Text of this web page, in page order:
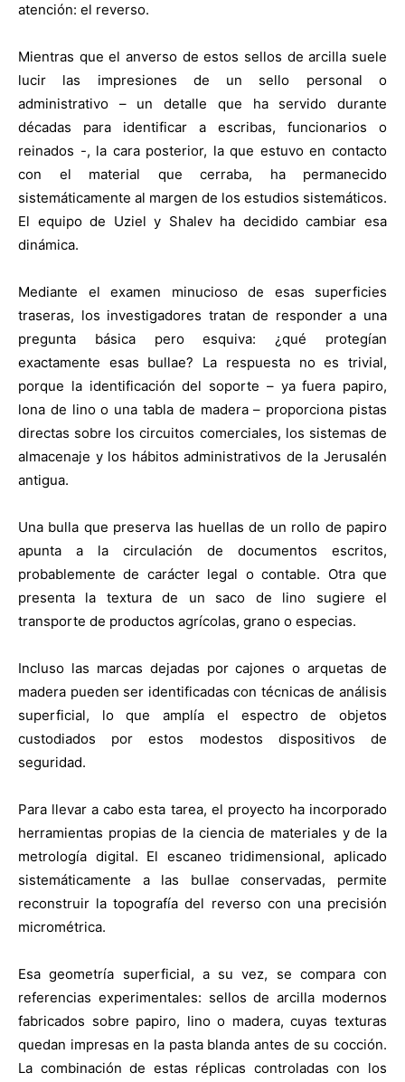
atención: el reverso.
Mientras que el anverso de estos sellos de arcilla suele
lucir las impresiones de un sello personal o
administrativo – un detalle que ha servido durante
décadas para identificar a escribas, funcionarios o
reinados -, la cara posterior, la que estuvo en contacto
con el material que cerraba, ha permanecido
sistemáticamente al margen de los estudios sistemáticos.
El equipo de Uziel y Shalev ha decidido cambiar esa
dinámica.
Mediante el examen minucioso de esas superficies
traseras, los investigadores tratan de responder a una
pregunta básica pero esquiva: ¿qué protegían
exactamente esas bullae? La respuesta no es trivial,
porque la identificación del soporte – ya fuera papiro,
lona de lino o una tabla de madera – proporciona pistas
directas sobre los circuitos comerciales, los sistemas de
almacenaje y los hábitos administrativos de la Jerusalén
antigua.
Una bulla que preserva las huellas de un rollo de papiro
apunta a la circulación de documentos escritos,
probablemente de carácter legal o contable. Otra que
presenta la textura de un saco de lino sugiere el
transporte de productos agrícolas, grano o especias.
Incluso las marcas dejadas por cajones o arquetas de
madera pueden ser identificadas con técnicas de análisis
superficial, lo que amplía el espectro de objetos
custodiados por estos modestos dispositivos de
seguridad.
Para llevar a cabo esta tarea, el proyecto ha incorporado
herramientas propias de la ciencia de materiales y de la
metrología digital. El escaneo tridimensional, aplicado
sistemáticamente a las bullae conservadas, permite
reconstruir la topografía del reverso con una precisión
micrométrica.
Esa geometría superficial, a su vez, se compara con
referencias experimentales: sellos de arcilla modernos
fabricados sobre papiro, lino o madera, cuyas texturas
quedan impresas en la pasta blanda antes de su cocción.
La combinación de estas réplicas controladas con los